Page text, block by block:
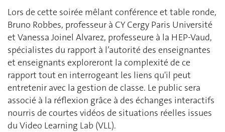
Lors de cette soirée mêlant conférence et table ronde,
Bruno Robbes, professeur à CY Cergy Paris Université
et Vanessa Joinel Alvarez, professeure à la HEP-Vaud,
spécialistes du rapport à l’autorité des enseignantes
et enseignants exploreront la complexité de ce
rapport tout en interrogeant les liens qu'il peut
entretenir avec la gestion de classe. Le public sera
associé à la réflexion grâce à des échanges interactifs
nourris de courtes vidéos de situations réelles issues
du Video Learning Lab (VLL).